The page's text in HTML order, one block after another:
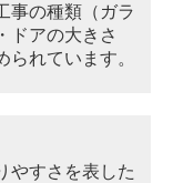
事の種類（ガラ
ドアの大きさ
られています。
やすさを表した